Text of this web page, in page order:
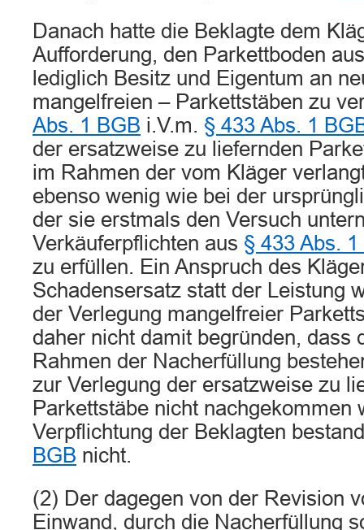
Danach hatte die Beklagte dem
Aufforderung, den Parkettboden
lediglich Besitz und Eigentum an
mangelfreien – Parkettstäben zu
Abs. 1 BGB i.V.m. § 433 Abs. 1
der ersatzweise zu liefernden
im Rahmen der vom Kläger
ebenso wenig wie bei der
der sie erstmals den Versuch
Verkäuferpflichten aus § 433 Abs.
zu erfüllen. Ein Anspruch des
Schadensersatz statt der Leistung
der Verlegung mangelfreier
daher nicht damit begründen, dass
Rahmen der Nacherfüllung
zur Verlegung der ersatzweise zu
Parkettstäbe nicht nachgekommen
Verpflichtung der Beklagten
BGB nicht.
(2) Der dagegen von der Revision
Einwand, durch die Nacherfüllung